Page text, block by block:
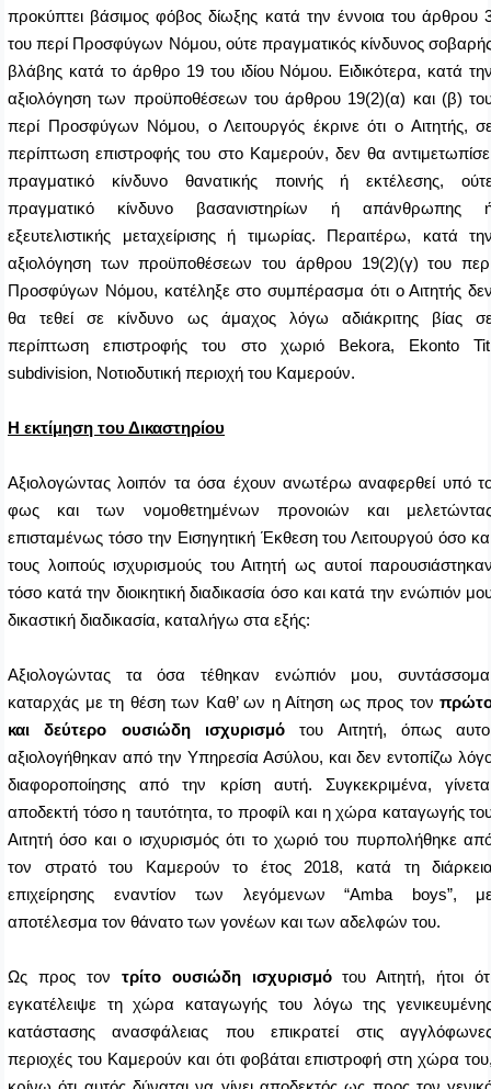
προκύπτει βάσιμος φόβος δίωξης κατά την έννοια του άρθρου
του περί Προσφύγων Νόμου, ούτε πραγματικός κίνδυνος
βλάβης κατά το άρθρο 19 του ιδίου Νόμου. Ειδικότερα, κατά
αξιολόγηση των προϋποθέσεων του άρθρου 19(2)(α) και (β)
περί Προσφύγων Νόμου, ο Λειτουργός έκρινε ότι ο Αιτητής,
περίπτωση επιστροφής του στο Καμερούν, δεν θα
πραγματικό κίνδυνο θανατικής ποινής ή εκτέλεσης,
πραγματικό κίνδυνο βασανιστηρίων ή απάνθρωπης
εξευτελιστικής μεταχείρισης ή τιμωρίας. Περαιτέρω, κατά
αξιολόγηση των προϋποθέσεων του άρθρου 19(2)(γ) του
Προσφύγων Νόμου, κατέληξε στο συμπέρασμα ότι ο Αιτητής
θα τεθεί σε κίνδυνο ως άμαχος λόγω αδιάκριτης βίας
περίπτωση επιστροφής του στο χωριό Bekora, Ekonto
subdivision, Νοτιοδυτική περιοχή του Καμερούν.
Η εκτίμηση του Δικαστηρίου
Αξιολογώντας λοιπόν τα όσα έχουν ανωτέρω αναφερθεί υπό
φως και των νομοθετημένων προνοιών και
επισταμένως τόσο την Εισηγητική Έκθεση του Λειτουργού όσο
τους λοιπούς ισχυρισμούς του Αιτητή ως αυτοί
τόσο κατά την διοικητική διαδικασία όσο και κατά την ενώπιόν
δικαστική διαδικασία, καταλήγω στα εξής:
Αξιολογώντας τα όσα τέθηκαν ενώπιόν μου,
καταρχάς με τη θέση των Καθ’ ων η Αίτηση ως προς τον
και δεύτερο ουσιώδη ισχυρισμότου Αιτητή, όπως
αξιολογήθηκαν από την Υπηρεσία Ασύλου, και δεν εντοπίζω
διαφοροποίησης από την κρίση αυτή. Συγκεκριμένα,
αποδεκτή τόσο η ταυτότητα, το προφίλ και η χώρα καταγωγής
Αιτητή όσο και ο ισχυρισμός ότι το χωριό του πυρπολήθηκε
τον στρατό του Καμερούν το έτος 2018, κατά τη
επιχείρησης εναντίον των λεγόμενων “Amba boys”,
αποτέλεσμα τον θάνατο των γονέων και των αδελφών του.
Ως προς τον τρίτο ουσιώδη ισχυρισμότου Αιτητή, ήτοι
εγκατέλειψε τη χώρα καταγωγής του λόγω της
κατάστασης ανασφάλειας που επικρατεί στις
περιοχές του Καμερούν και ότι φοβάται επιστροφή στη χώρα